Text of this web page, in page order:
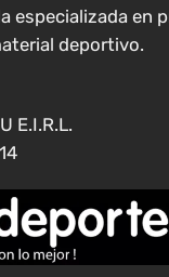
elegir
en
especializada en
deportivo.
E.I.R.L.